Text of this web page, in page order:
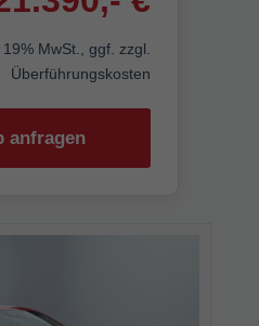
19% MwSt., ggf. zzgl.
Überführungskosten
anfragen